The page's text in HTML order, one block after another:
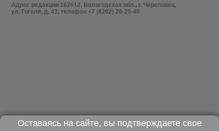
Адрес редакции 162612, Вологодская обл., г. Череповец,
ул. Гоголя, д. 43, телефон +7 (8202) 28-20-40
Оставаясь на сайте, вы подтверждаете свое